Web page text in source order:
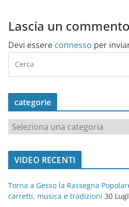
Lascia un commento
Devi essere connesso per
categorie
a
t
o
r
VIDEO RECENTI
Torna a Gesso la Rassegna
carretti, musica e tradizioni 30